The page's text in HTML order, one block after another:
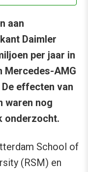
aan
Daimler
per jaar in
Mercedes-AMG
effecten van
waren nog
onderzocht.
School of
(RSM) en